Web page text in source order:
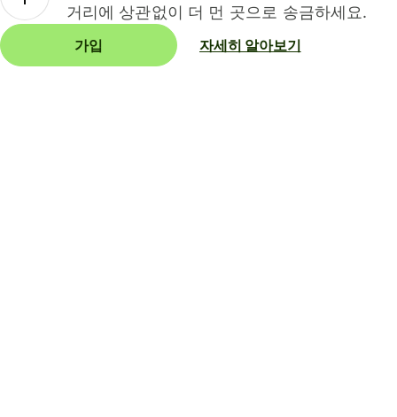
거리에 상관없이 더 먼 곳으로 송금하세요.
가입 자세히 알아보기